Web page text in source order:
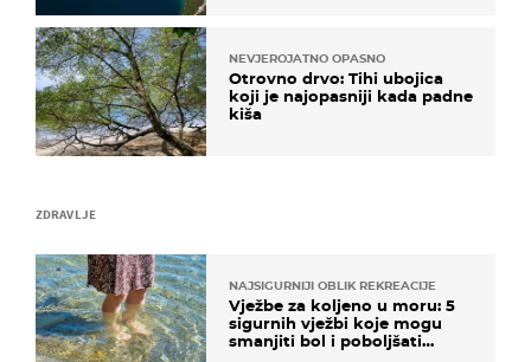
ZDRAVLJE
NAJSIGURNIJI OBLIK REKREACIJE
Vježbe za koljeno u moru: 5
sigurnih vježbi koje mogu
smanjiti bol i poboljšati
NEVJEROJATNO OPASNO
Otrovno drvo: Tihi ubojica
koji je najopasniji kada padne
kiša